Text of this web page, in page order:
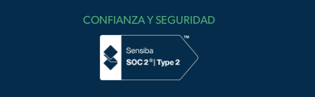
CONFIANZA Y SEGURIDAD